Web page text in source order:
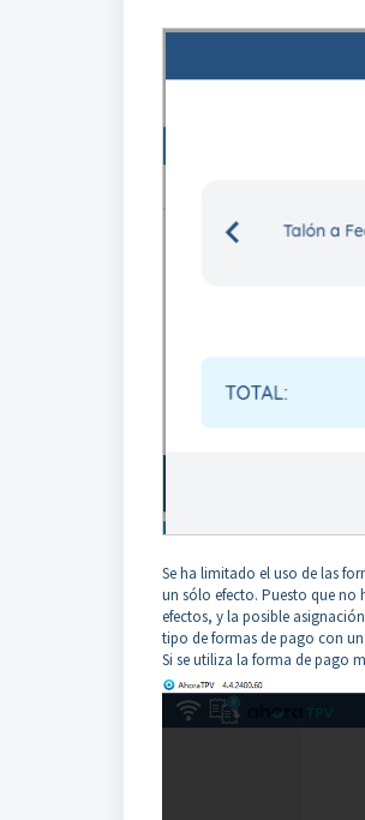
Se ha limitado el uso de las
un sólo efecto. Puesto que no
efectos, y la posible
tipo de formas de pago con
Si se utiliza la forma de pago